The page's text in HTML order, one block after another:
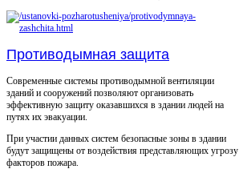
Противодымная защита
Современные системы противодымной вентиляции
зданий и сооружений позволяют организовать
эффективную защиту оказавшихся в здании людей на
путях их эвакуации.
При участии данных систем безопасные зоны в здании
будут защищены от воздействия представляющих угрозу
факторов пожара.